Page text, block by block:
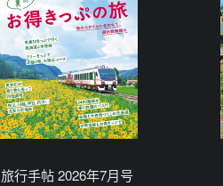
旅行手帖 2026年7月号